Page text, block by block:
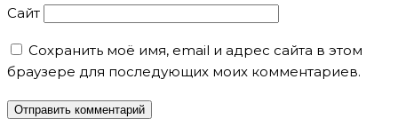
Сайт
Сохранить моё имя, email и адрес сайта в этом
браузере для последующих моих комментариев.